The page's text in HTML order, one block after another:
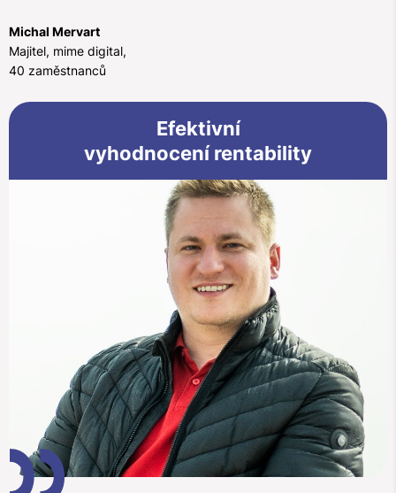
Michal Mervart
Majitel, mime digital,
40 zaměstnanců
Efektivní
vyhodnocení rentability